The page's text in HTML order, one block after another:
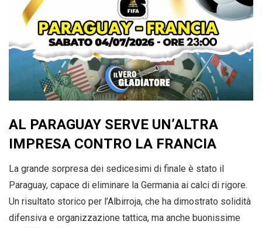
AL PARAGUAY SERVE UN’ALTRA
IMPRESA CONTRO LA FRANCIA
La grande sorpresa dei sedicesimi di finale è stato il
Paraguay, capace di eliminare la Germania ai calci di rigore.
Un risultato storico per l’Albirroja, che ha dimostrato solidità
difensiva e organizzazione tattica, ma anche buonissime